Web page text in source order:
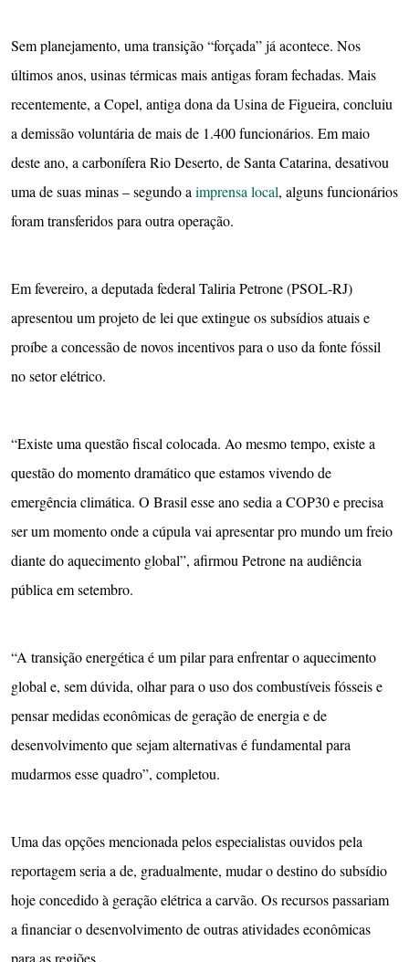
Sem planejamento, uma transição “forçada” já acontece. Nos
últimos anos, usinas térmicas mais antigas foram fechadas. Mais
recentemente, a Copel, antiga dona da Usina de Figueira, concluiu
a demissão voluntária de mais de 1.400 funcionários. Em maio
deste ano, a carbonífera Rio Deserto, de Santa Catarina, desativou
uma de suas minas – segundo a imprensa local, alguns funcionários
foram transferidos para outra operação.
Em fevereiro, a deputada federal Taliria Petrone (PSOL-RJ)
apresentou um projeto de lei que extingue os subsídios atuais e
proíbe a concessão de novos incentivos para o uso da fonte fóssil
no setor elétrico.
“Existe uma questão fiscal colocada. Ao mesmo tempo, existe a
questão do momento dramático que estamos vivendo de
emergência climática. O Brasil esse ano sedia a COP30 e precisa
ser um momento onde a cúpula vai apresentar pro mundo um freio
diante do aquecimento global”, afirmou Petrone na audiência
pública em setembro.
“A transição energética é um pilar para enfrentar o aquecimento
global e, sem dúvida, olhar para o uso dos combustíveis fósseis e
pensar medidas econômicas de geração de energia e de
desenvolvimento que sejam alternativas é fundamental para
mudarmos esse quadro”, completou.
Uma das opções mencionada pelos especialistas ouvidos pela
reportagem seria a de, gradualmente, mudar o destino do subsídio
hoje concedido à geração elétrica a carvão. Os recursos passariam
a financiar o desenvolvimento de outras atividades econômicas
para as regiões.